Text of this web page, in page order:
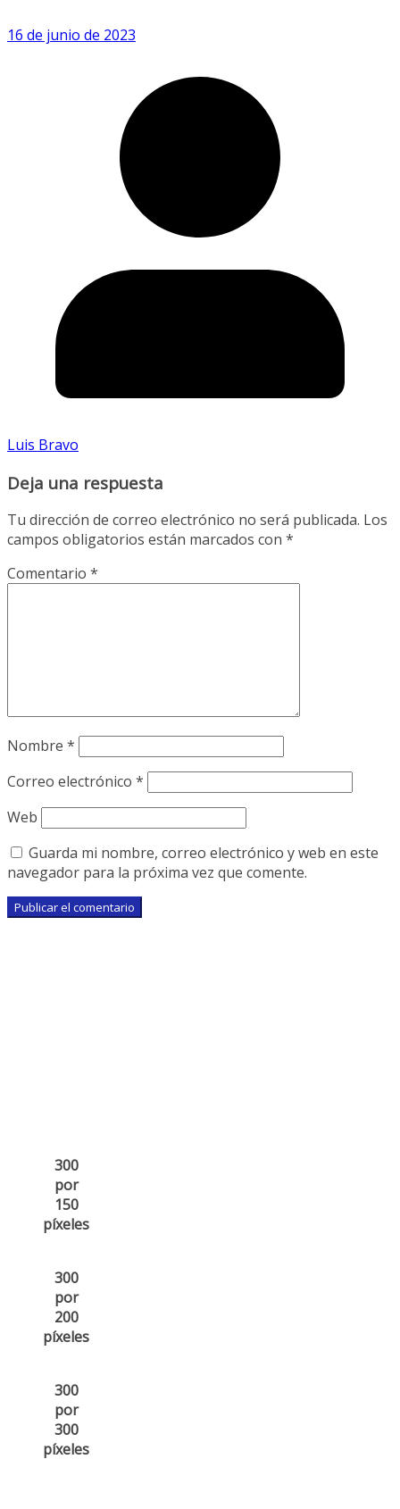
16 de junio de 2023
Luis Bravo
Deja una respuesta
Tu dirección de correo electrónico no será publicada. Los
campos obligatorios están marcados con *
Comentario *
Nombre *
Correo electrónico *
Web
Guarda mi nombre, correo electrónico y web en este
navegador para la próxima vez que comente.
300
por
150
píxeles
300
por
200
píxeles
300
por
300
píxeles